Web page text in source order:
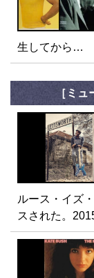
生してから…
［ミュ
ルース・イズ
スされた。